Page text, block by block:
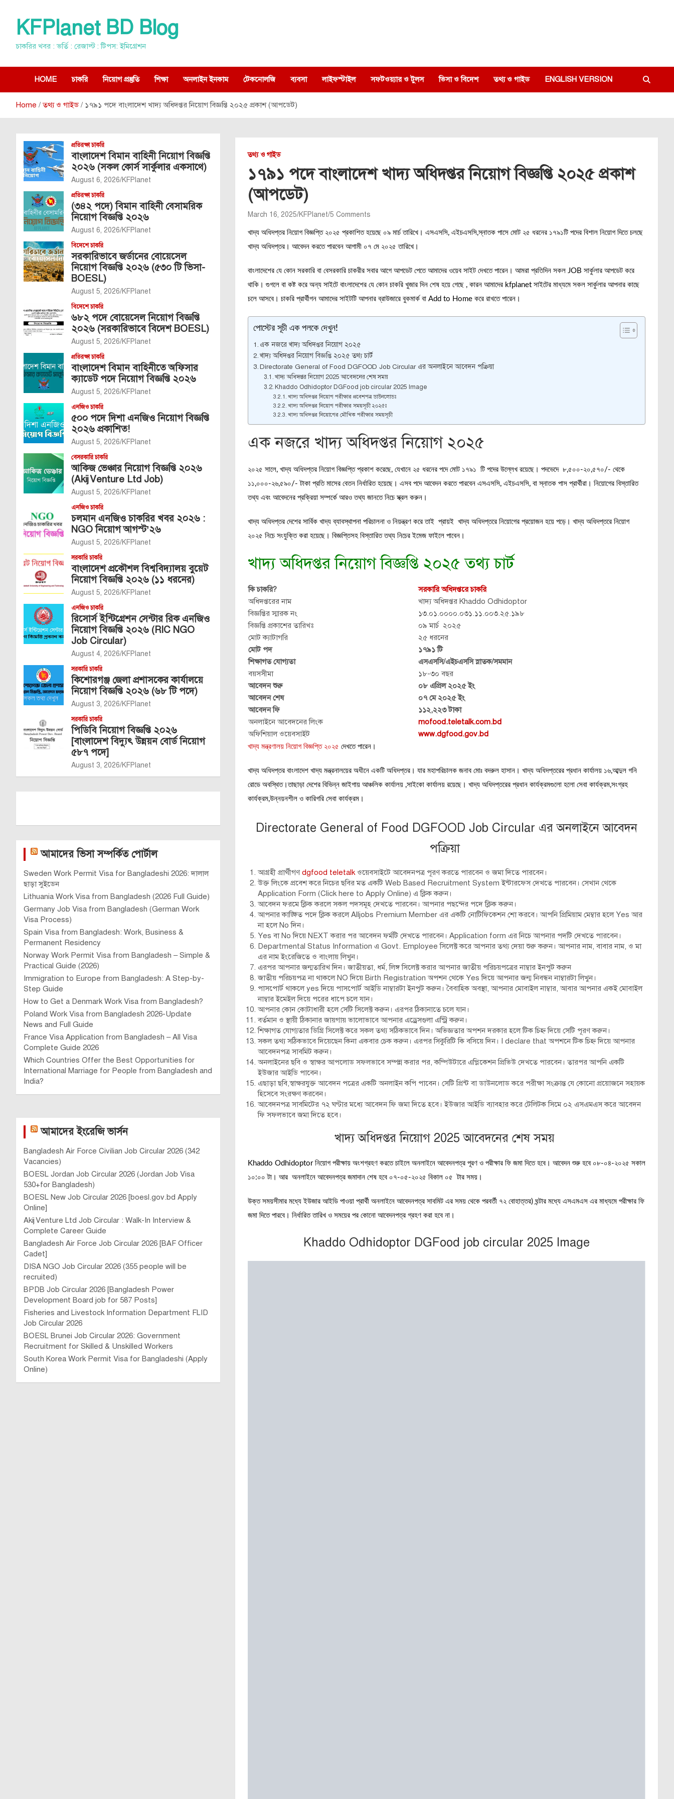
contentKFPlanet BD Blog
চাকরির খবর : ভর্তি : রেজাল্ট : টিপস: ইমিগ্রেশন
HOME চাকরি নিয়োগ প্রস্তুতি শিক্ষা অনলাইন ইনকাম টেকনোলজি ব্যবসা লাইফস্টাইল সফটওয়্যার ও টুলস ভিসা ও বিদেশ তথ্য ও গাইড ENGLISH VERSION
Home তথ্য ও গাইড ১৭৯১ পদে বাংলাদেশ খাদ্য অধিদপ্তর নিয়োগ বিজ্ঞপ্তি ২০২৫ প্রকাশ (আপডেট)
তথ্য ও গাইড
১৭৯১ পদে বাংলাদেশ খাদ্য অধিদপ্তর নিয়োগ বিজ্ঞপ্তি ২০২৫ প্রকাশ
(আপডেট)
March 16, 2025 KFPlanet 5 Comments
খাদ্য অধিদপ্তর নিয়োগ বিজ্ঞপ্তি ২০২৫ প্রকাশিত হয়েছে ০৯ মার্চ তারিখে। এসএসসি, এইচএসসি,স্নাতক পাসে মোট ২৫ ধরনের ১৭৯১টি পদের বিশাল নিয়োগ দিতে চলছে
খাদ্য অধিদপ্তর। আবেদন করতে পারবেন আগামী ০৭ মে ২০২৫ তারিখে।
বাংলাদেশের যে কোন সরকারি বা বেসরকারি চাকরীর সবার আগে আপডেট পেতে আমাদের ওয়েব সাইট দেখতে পারেন। আমরা প্রতিদিন সকল JOB সার্কুলার আপডেট করে
থাকি। গুগলে বা কষ্ট করে অন্য সাইটে বাংলাদেশের যে কোন চাকরি খুজার দিন শেষ হয়ে গেছে , কারন আমাদের kfplanet সাইটের মাধ্যমে সকল সার্কুলার আপনার কাছে
চলে আসবে। চাকরি প্রার্থীগন আমাদের সাইটটি আপনার ব্রাউজারে বুকমার্ক বা Add to Home করে রাখতে পারেন।
পোস্টের সূচী এক পলকে দেখুন!
এক নজরে খাদ্য অধিদপ্তর নিয়োগ ২০২৫
খাদ্য অধিদপ্তর নিয়োগ বিজ্ঞপ্তি ২০২৫ তথ্য চার্ট
Directorate General of Food DGFOOD Job Circular এর অনলাইনে আবেদন পক্রিয়া
খাদ্য অধিদপ্তর নিয়োগ 2025 আবেদনের শেষ সময়
Khaddo Odhidoptor DGFood job circular 2025 Image
খাদ্য অধিদপ্তর নিয়োগ পরীক্ষার প্রবেশপত্র ডাউনলোডঃ
খাদ্য অধিদপ্তর নিয়োগ পরীক্ষার সময়সূচী ২০২৫ঃ
খাদ্য অধিদপ্তর নিয়োগের মৌখিক পরীক্ষার সময়সূচী
এক নজরে খাদ্য অধিদপ্তর নিয়োগ ২০২৫
২০২৫ সালে, খাদ্য অধিদপ্তর নিয়োগ বিজ্ঞপ্তি প্রকাশ করেছে, যেখানে ২৫ ধরনের পদে মোট ১৭৯১ টি পদের উল্লেখ রয়েছে। পদভেদে ৮,৫০০-২০,৫৭০/- থেকে
১১,০০০-২৬,৫৯০/- টাকা প্রতি মাসের বেতন নির্ধারিত হয়েছে। এসব পদে আবেদন করতে পারবেন এসএসসি, এইচএসসি, বা স্নাতক পাস প্রার্থীরা। নিয়োগের বিস্তারিত
তথ্য এবং আবেদনের প্রক্রিয়া সম্পর্কে আরও তথ্য জানতে নিচে স্ক্রল করুন।
খাদ্য অধিদপ্তর দেশের সার্বিক খাদ্য ব্যাবস্থাপনা পরিচালনা ও নিয়ন্ত্রণ করে তাই প্রায়ই খাদ্য অধিদপ্তরে নিয়োগের প্রয়োজন হয়ে পড়ে। খাদ্য অধিদপ্তরে নিয়োগ
২০২৫ নিচে সংযুক্তি করা হয়েছে। বিজ্ঞপ্তিসহ বিস্তারিত তথ্য নিচের ইমেজ ফাইলে পাবেন।
খাদ্য অধিদপ্তর নিয়োগ বিজ্ঞপ্তি ২০২৫ তথ্য চার্ট
কি চাকরি?
সরকারি অধিদপ্তরে চাকরি
অধিদপ্তরের নাম
খাদ্য অধিদপ্তর Khaddo Odhidoptor
বিজ্ঞপ্তির স্মারক নং
১৩.০১.০০০০.০৩১.১১.০০৩.২৫.১৯৮
বিজ্ঞপ্তি প্রকাশের তারিখঃ
০৯ মার্চ ২০২৫
মোট ক্যাটাগরি
২৫ ধরনের
মোট পদ
১৭৯১ টি
শিক্ষাগত যোগ্যতা
এসএসসি/এইচএসসি স্নাতক/সমমান
বয়সসীমা
১৮-৩০ বছর
আবেদন শুরু
০৮ এপ্রিল ২০২৫ ইং
আবেদন শেষ
০৭ মে ২০২৫ ইং
আবেদন ফি
১১২,২২৩ টাকা
অনলাইনে আবেদনের লিংক
mofood.teletalk.com.bd
অফিশিয়াল ওয়েবসাইট
www.dgfood.gov.bd
খাদ্য মন্ত্রণালয় নিয়োগ বিজ্ঞপ্তি ২০২৫ দেখতে পারেন।
খাদ্য অধিদপ্তর বাংলাদেশ খাদ্য মন্ত্রনালয়ের অধীনে একটি অধিদপ্তর। যার মহাপরিচালক জনাব মোঃ বদরুল হাসান। খাদ্য অধিদপ্তরের প্রধান কার্যালয় ১৬,আব্দুল গনি
রোডে অবস্থিত।তাছাড়া দেশের বিভিন্ন জাইগায় আঞ্চলিক কার্যালয় ,সাইকো কার্যালয় রয়েছে। খাদ্য অধিদপ্তরের প্রধান কার্যক্রমগুলো হলো সেবা কার্যক্রম,সংগ্রহ
কার্যক্রম,উন্নয়নশীল ও কারিগরি সেবা কার্যক্রম।
Directorate General of Food DGFOOD Job Circular এর অনলাইনে আবেদন
পক্রিয়া
আগ্রহী প্রার্থীগণdgfood teletalkওয়েবসাইটে আবেদনপত্র পূরণ করতে পারবেন ও জমা দিতে পারবেন।
উক্ত লিংকে প্রবেশ করে নিচের ছবির মত একটি Web Based Recruitment System ইন্টারফেস দেখতে পারবেন। সেখান থেকে
Application Form (Click here to Apply Online) এ ক্লিক করুন।
আবেদন ফরমে ক্লিক করলে সকল পদসমূহ দেখতে পারবেন। আপনার পছন্দের পদে ক্লিক করুন।
আপনার কাঙ্ক্ষিত পদে ক্লিক করলে Alljobs Premium Member এর একটি নোটিফিকেশন শো করবে। আপনি প্রিমিয়াম মেম্বার হলে Yes আর
না হলে No দিন।
Yes বা No দিয়ে NEXT করার পর আবেদন ফর্মটি দেখতে পারবেন। Application form এর নিচে আপনার পদটি দেখতে পারবেন।
Departmental Status Information এ Govt. Employee সিলেক্ট করে আপনার তথ্য দেয়া শুরু করুন। আপনার নাম, বাবার নাম, ও মা
এর নাম ইংরেজিতে ও বাংলায় লিখুন।
এরপর আপনার জন্মতারিখ দিন। জাতীয়তা, ধর্ম, লিঙ্গ সিলেক্ট করার আপনার জাতীয় পরিচয়পত্রের নাম্বার ইনপুট করুন
জাতীয় পরিচয়পত্র না থাকলে NO দিয়ে Birth Registration অপশন থেকে Yes দিয়ে আপনার জন্ম নিবন্ধন নাম্বারটা লিখুন।
পাসপোর্ট থাকলে yes দিয়ে পাসপোর্ট আইডি নাম্বারটা ইনপুট করুন। বৈবাহিক অবস্থা, আপনার মোবাইল নাম্বার, আবার আপনার একই মোবাইল
নাম্বার ইমেইল দিয়ে পরের ধাপে চলে যান।
আপনার কোন কোটাধারী হলে সেটি সিলেক্ট করুন। এরপর ঠিকানাতে চলে যান।
বর্তমান ও স্থায়ী ঠিকানার জায়গায় ভালোভাবে আপনার এড্রেসগুলা এন্ট্রি করুন।
শিক্ষাগত যোগ্যতার ডিগ্রি সিলেক্ট করে সকল তথ্য সঠিকভাবে দিন। অভিজ্ঞতার অপশন দরকার হলে টিক চিহ্ন দিয়ে সেটি পূরণ করুন।
সকল তথ্য সঠিকভাবে দিয়েছেন কিনা একবার চেক করুন। এরপর সিকুরিটি কি বসিয়ে দিন। I declare that অপশনে টিক চিহ্ন দিয়ে আপনার
আবেদনপত্র সাবমিট করুন।
অনলাইনের ছবি ও স্বাক্ষর আপলোড সফলভাবে সম্পন্ন করার পর, কম্পিউটারে এপ্লিকেশন প্রিভিউ দেখতে পারবেন। তারপর আপনি একটি
ইউজার আইডি পাবেন।
এছাড়া ছবি,স্বাক্ষরযুক্ত আবেদন পত্রের একটি অনলাইন কপি পাবেন। সেটি প্রিন্ট বা ডাউনলোড করে পরীক্ষা সংক্রান্ত যে কোনো প্রয়োজনে সহায়ক
হিসেবে সংরক্ষণ করবেন।
আবেদনপত্র সাবমিটের ৭২ ঘণ্টার মধ্যে আবেদন ফি জমা দিতে হবে। ইউজার আইডি ব্যাবহার করে টেলিটক সিমে ০২ এসএমএস করে আবেদন
ফি সফলভাবে জমা দিতে হবে।
খাদ্য অধিদপ্তর নিয়োগ 2025 আবেদনের শেষ সময়
Khaddo Odhidoptor নিয়োগ পরীক্ষায় অংশগ্রহণ করতে চাইলে অনলাইনে আবেদনপত্র পূরণ ও পরীক্ষার ফি জমা দিতে হবে। আবেদন শুরু হবে ০৮-০৪-২০২৫ সকাল
১০:০০ টা। আর অনলাইনে আবেদনপত্র জমাদান শেষ হবে ০৭-০৫-২০২৫ বিকাল ০৫ টার সময়।
উক্ত সময়সীমার মধ্যে ইউজার আইডি পাওয়া প্রার্থী অনলাইনে আবেদনপত্র সাবমিট এর সময় থেকে পরবর্তী ৭২ বোহাত্তর) ঘন্টার মধ্যে এসএমএস এর মাধ্যমে পরীক্ষার ফি
জমা দিতে পারবে। নির্ধারিত তারিখ ও সময়ের পর কোনো আবেদনপত্র গ্রহণ করা হবে না।
Khaddo Odhidoptor DGFood job circular 2025 Image
প্রতিরক্ষা চাকরি
বাংলাদেশ বিমান বাহিনী নিয়োগ বিজ্ঞপ্তি
২০২৬ (সকল কোর্স সার্কুলার একসাথে)
August 6, 2026 KFPlanet
প্রতিরক্ষা চাকরি
(৩৪২ পদে) বিমান বাহিনী বেসামরিক
নিয়োগ বিজ্ঞপ্তি ২০২৬
August 6, 2026 KFPlanet
বিদেশে চাকরি
সরকারিভাবে জর্ডানের বোয়েসেল
নিয়োগ বিজ্ঞপ্তি ২০২৬ (৫৩০ টি ভিসা-
BOESL)
August 5, 2026 KFPlanet
বিদেশে চাকরি
৬৮২ পদে বোয়েসেল নিয়োগ বিজ্ঞপ্তি
২০২৬ (সরকারিভাবে বিদেশ BOESL)
August 5, 2026 KFPlanet
প্রতিরক্ষা চাকরি
বাংলাদেশ বিমান বাহিনীতে অফিসার
ক্যাডেট পদে নিয়োগ বিজ্ঞপ্তি ২০২৬
August 5, 2026 KFPlanet
এনজিও চাকরি
৫০০ পদে দিশা এনজিও নিয়োগ বিজ্ঞপ্তি
২০২৬ প্রকাশিত!
August 5, 2026 KFPlanet
বেসরকারি চাকরি
আকিজ ভেঞ্চার নিয়োগ বিজ্ঞপ্তি ২০২৬
(Akij Venture Ltd Job)
August 5, 2026 KFPlanet
এনজিও চাকরি
চলমান এনজিও চাকরির খবর ২০২৬ :
NGO নিয়োগ আগস্ট’২৬
August 5, 2026 KFPlanet
সরকারি চাকরি
বাংলাদেশ প্রকৌশল বিশ্ববিদ্যালয় বুয়েট
নিয়োগ বিজ্ঞপ্তি ২০২৬ (১১ ধরনের)
August 5, 2026 KFPlanet
এনজিও চাকরি
রিসোর্স ইন্টিগ্রেশন সেন্টার রিক এনজিও
নিয়োগ বিজ্ঞপ্তি ২০২৬ (RIC NGO
Job Circular)
August 4, 2026 KFPlanet
সরকারি চাকরি
কিশোরগঞ্জ জেলা প্রশাসকের কার্যালয়ে
নিয়োগ বিজ্ঞপ্তি ২০২৬ (৬৮ টি পদে)
August 3, 2026 KFPlanet
সরকারি চাকরি
পিডিবি নিয়োগ বিজ্ঞপ্তি ২০২৬
[বাংলাদেশ বিদ্যুৎ উন্নয়ন বোর্ড নিয়োগ
৫৮৭ পদে]
August 3, 2026 KFPlanet
আমাদের ভিসা সম্পর্কিত পোর্টাল
Sweden Work Permit Visa for Bangladeshi 2026: দালাল
ছাড়া সুইডেন
Lithuania Work Visa from Bangladesh (2026 Full Guide)
Germany Job Visa from Bangladesh (German Work
Visa Process)
Spain Visa from Bangladesh: Work, Business &
Permanent Residency
Norway Work Permit Visa from Bangladesh – Simple &
Practical Guide (2026)
Immigration to Europe from Bangladesh: A Step-by-
Step Guide
How to Get a Denmark Work Visa from Bangladesh?
Poland Work Visa from Bangladesh 2026-Update
News and Full Guide
France Visa Application from Bangladesh – All Visa
Complete Guide 2026
Which Countries Offer the Best Opportunities for
International Marriage for People from Bangladesh and
India?
আমাদের ইংরেজি ভার্সন
Bangladesh Air Force Civilian Job Circular 2026 (342
Vacancies)
BOESL Jordan Job Circular 2026 (Jordan Job Visa
530+for Bangladesh)
BOESL New Job Circular 2026 [boesl.gov.bd Apply
Online]
Akij Venture Ltd Job Circular : Walk-In Interview &
Complete Career Guide
Bangladesh Air Force Job Circular 2026 [BAF Officer
Cadet]
DISA NGO Job Circular 2026 (355 people will be
recruited)
BPDB Job Circular 2026 [Bangladesh Power
Development Board job for 587 Posts]
Fisheries and Livestock Information Department FLID
Job Circular 2026
BOESL Brunei Job Circular 2026: Government
Recruitment for Skilled & Unskilled Workers
South Korea Work Permit Visa for Bangladeshi (Apply
Online)